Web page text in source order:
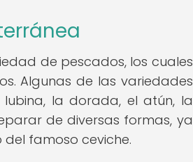
de pescados, los cuales
Algunas de las variedades
la dorada, el atún, la
de diversas formas, ya
del famoso ceviche.